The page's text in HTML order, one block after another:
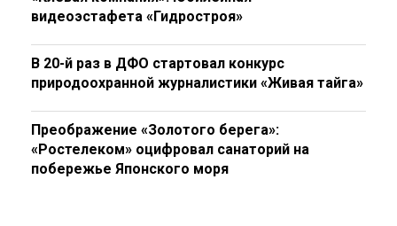
видеоэстафета «Гидростроя»
В 20-й раз в ДФО стартовал конкурс
природоохранной журналистики «Живая тайга»
Преображение «Золотого берега»:
«Ростелеком» оцифровал санаторий на
побережье Японского моря